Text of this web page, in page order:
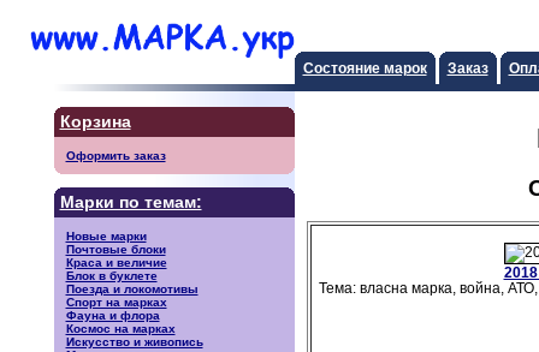
Состояние марок Заказ
Корзина
Оформить заказ
Марки по темам:
Новые марки
Почтовые блоки
Краса и величие
Блок в буклете
Поезда и локомотивы
Спорт на марках
Фауна и флора
Космос на марках
Искусство и живопись
Тема: власна марка, война,